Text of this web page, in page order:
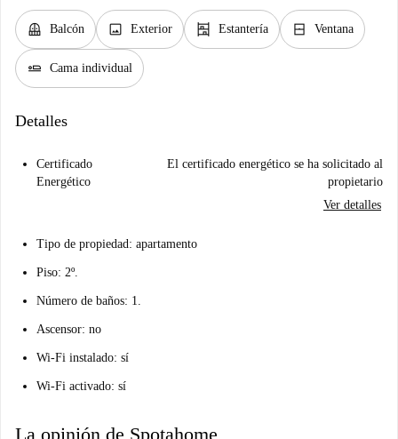
balcony Balcón image Exterior shelves Estantería window_closed Ventana
airline_seat_flat Cama individual
Detalles
Certificado
Energético
El certificado energético se ha solicitado al
propietario
Ver detalles
Tipo de propiedad: apartamento
Piso: 2º.
Número de baños: 1.
Ascensor: no
Wi-Fi instalado: sí
Wi-Fi activado: sí
La opinión de Spotahome